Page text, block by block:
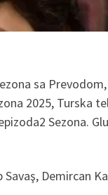
sa
2025, Turska
Sezona.
Demircan